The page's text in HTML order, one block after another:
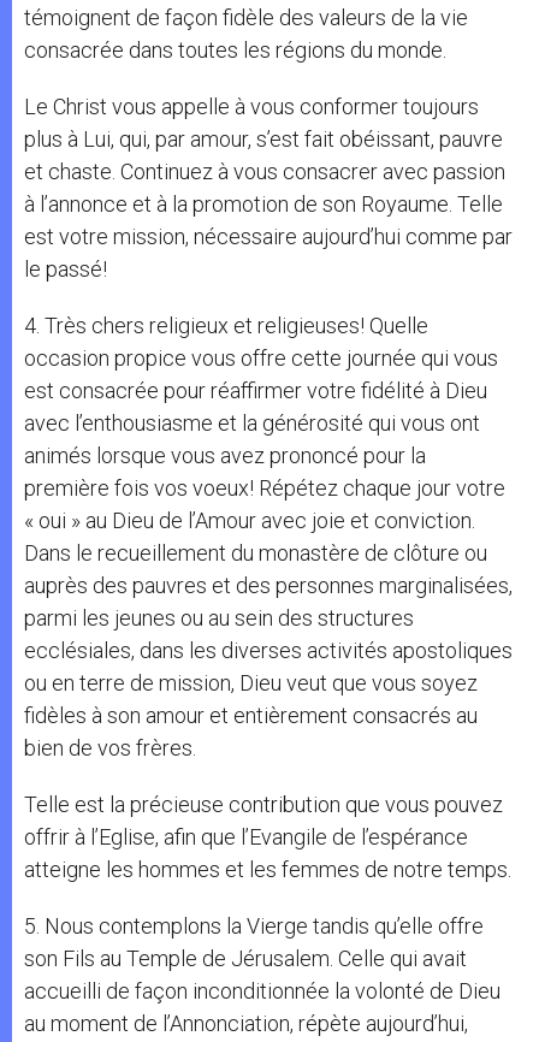
témoignent de façon fidèle des valeurs de la vie
consacrée dans toutes les régions du monde.
Le Christ vous appelle à vous conformer toujours
plus à Lui, qui, par amour, s’est fait obéissant, pauvre
et chaste. Continuez à vous consacrer avec passion
à l’annonce et à la promotion de son Royaume. Telle
est votre mission, nécessaire aujourd’hui comme par
le passé!
4. Très chers religieux et religieuses! Quelle
occasion propice vous offre cette journée qui vous
est consacrée pour réaffirmer votre fidélité à Dieu
avec l’enthousiasme et la générosité qui vous ont
animés lorsque vous avez prononcé pour la
première fois vos voeux! Répétez chaque jour votre
« oui » au Dieu de l’Amour avec joie et conviction.
Dans le recueillement du monastère de clôture ou
auprès des pauvres et des personnes marginalisées,
parmi les jeunes ou au sein des structures
ecclésiales, dans les diverses activités apostoliques
ou en terre de mission, Dieu veut que vous soyez
fidèles à son amour et entièrement consacrés au
bien de vos frères.
Telle est la précieuse contribution que vous pouvez
offrir à l’Eglise, afin que l’Evangile de l’espérance
atteigne les hommes et les femmes de notre temps.
5. Nous contemplons la Vierge tandis qu’elle offre
son Fils au Temple de Jérusalem. Celle qui avait
accueilli de façon inconditionnée la volonté de Dieu
au moment de l’Annonciation, répète aujourd’hui,